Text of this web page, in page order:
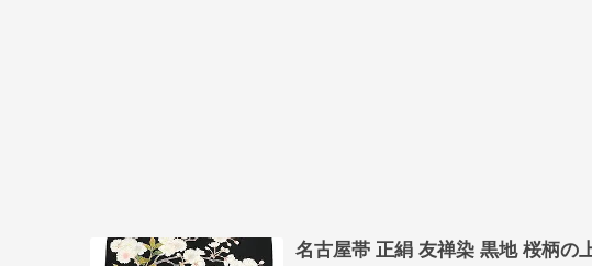
名古屋帯 正絹 友禅染 黒地 桜柄の